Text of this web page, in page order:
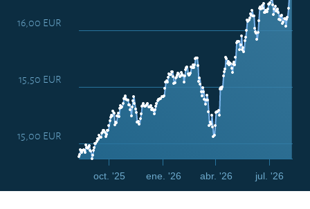
ene. '26 jul. '26
oct. '25 abr. '26
15,00 EUR
15,50 EUR
16,00 EUR